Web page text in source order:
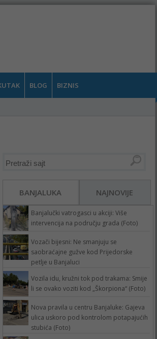
BLOG BIZNIS
BANJALUKA NAJNOVIJE
Banjalučki vatrogasci u akciji: Više
intervencija na području grada (Foto)
Vozači bijesni: Ne smanjuju se
saobraćajne gužve kod Prijedorske
petlje u Banjaluci
Vozila idu, kružni tok pod trakama: Smije
li se ovako voziti kod „Škorpiona“ (Foto)
Nova pravila u centru Banjaluke: Gajeva
ulica uskoro pod kontrolom potapajućih
stubića (Foto)